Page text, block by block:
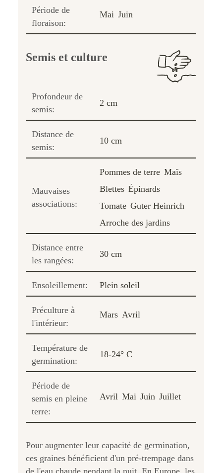
Période de
floraison:
Mai Juin
Semis et culture
Profondeur de
semis:
2 cm
Distance de
semis:
10 cm
Mauvaises
associations:
Pommes de terre Maïs
Blettes Épinards
Tomate Guter Heinrich
Arroche des jardins
Distance entre
les rangées:
30 cm
Ensoleillement: Plein soleil
Préculture à
l'intérieur:
Mars Avril
Température de
germination:
18-24° C
Période de
semis en pleine
terre:
Avril Mai Juin Juillet
Pour augmenter leur capacité de germination,
ces graines bénéficient d'un pré-trempage dans